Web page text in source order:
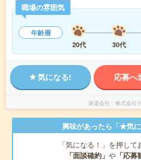
職場の雰囲気
年齢層
20代
30代
気になる! 応募へ
派遣会社 株式会社
興味があったら「★気
「気になる！」を押し
「面談確約」 や 「応募